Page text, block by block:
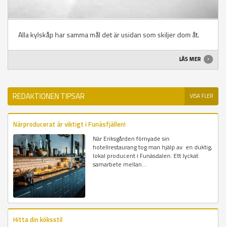
Alla kylskåp har samma mål det är usidan som skiljer dom åt.
LÄS MER
REDAKTIONEN TIPSAR VISA FLER
Närproducerat är viktigt i Funäsfjällen!
När Eriksgården förnyade sin
hotellrestaurang tog man hjälp av en duktig,
lokal producent i Funäsdalen. Ett lyckat
samarbete mellan...
Hitta din köksstil